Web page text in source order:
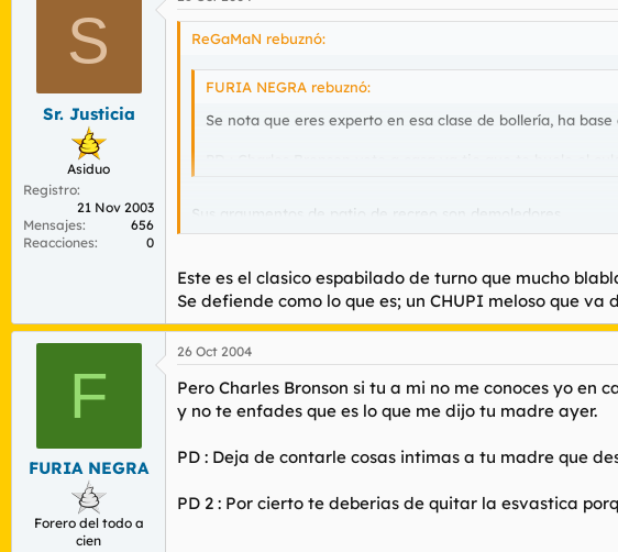
S
Sr. Justicia
Asiduo
Registro
21 Nov 2003
Mensajes
656
Reacciones
0
ReGaMaN rebuznó:
FURIA NEGRA rebuznó:
Se nota que eres experto en esa clase de bollería, ha
Sus argumentos de patio de recreo son demoledores.
HIJO DE PUTA.
Este es el clasico espabilado de turno que mucho
Se defiende como lo que es; un CHUPI meloso que
F
FURIA NEGRA
Forero del todo a
cien
26 Oct 2004
Pero Charles Bronson si tu a mi no me conoces yo en
y no te enfades que es lo que me dijo tu madre ayer.
PD : Deja de contarle cosas intimas a tu madre que
PD 2 : Por cierto te deberias de quitar la esvastica